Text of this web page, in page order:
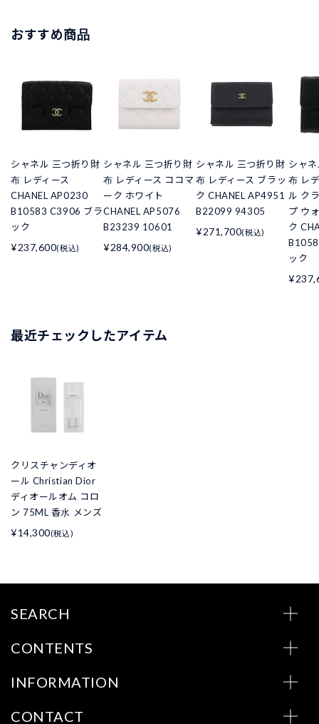
おすすめ商品
シャネル 三つ折り財
布 レディース
CHANEL AP0230
B10583 C3906 ブラ
ック
¥237,600(税込)
シャネル 三つ折り財
布 レディース ココマ
ーク ホワイト
CHANEL AP5076
B23239 10601
¥284,900(税込)
シャネル 三つ折り財
布 レディース ブラッ
ク CHANEL AP4951
B22099 94305
¥271,700(税込)
シャ
布 レ
ル ク
プ ウ
ク
ック
最近チェックしたアイテム
クリスチャンディオ
ール Christian Dior
ディオールオム コロ
ン 75ML 香水 メンズ
¥14,300(税込)
SEARCH
CONTENTS
INFORMATION
CONTACT